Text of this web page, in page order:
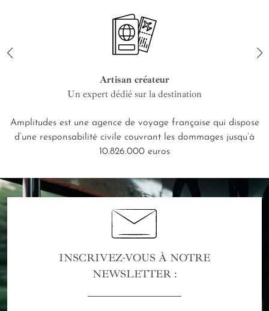
Artisan créateur
Un expert dédié sur la destination
Amplitudes est une agence de voyage française qui dispose
d’une responsabilité civile couvrant les dommages jusqu’à
10.826.000 euros
INSCRIVEZ-VOUS À NOTRE
NEWSLETTER :